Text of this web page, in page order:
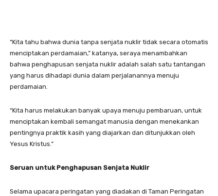
“Kita tahu bahwa dunia tanpa senjata nuklir tidak secara otomatis
menciptakan perdamaian,” katanya, seraya menambahkan
bahwa penghapusan senjata nuklir adalah salah satu tantangan
yang harus dihadapi dunia dalam perjalanannya menuju
perdamaian.
“Kita harus melakukan banyak upaya menuju pembaruan, untuk
menciptakan kembali semangat manusia dengan menekankan
pentingnya praktik kasih yang diajarkan dan ditunjukkan oleh
Yesus Kristus.”
Seruan untuk Penghapusan Senjata Nuklir
Selama upacara peringatan yang diadakan di Taman Peringatan